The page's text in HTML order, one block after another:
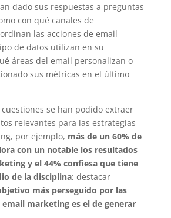
dado sus respuestas a preguntas
con qué canales de
las acciones de email
de datos utilizan en su
áreas del email personalizan o
sus métricas en el último
se han podido extraer
relevantes para las estrategias
por ejemplo, más de un 60% de
con un notable los resultados
y el 44% confiesa que tiene
de la disciplina; destacar
más perseguido por las
marketing es el de generar